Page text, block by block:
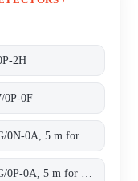
2H
0P-0F
QMRG/0N-0A, 5 m for transparent objects NPN L/D cable 2m
QMRG/0P-0A, 5 m for transparent objects PNP L/D cable 2m